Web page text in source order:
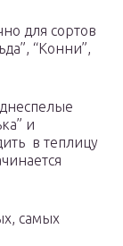
для сортов
“Конни”,
и
в теплицу
самых